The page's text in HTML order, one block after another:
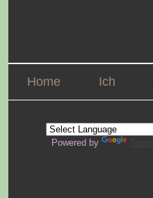
Home Ich
Powered by